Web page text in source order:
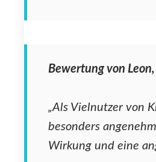
Bewertung von
„Als Vielnutzer von
besonders
Wirkung und eine